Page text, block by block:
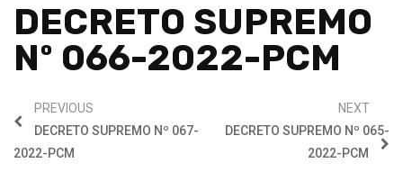
DECRETO SUPREMO
Nº 066-2022-PCM
PREVIOUS
DECRETO SUPREMO Nº 067-
2022-PCM
NEXT
DECRETO SUPREMO Nº 065-
2022-PCM